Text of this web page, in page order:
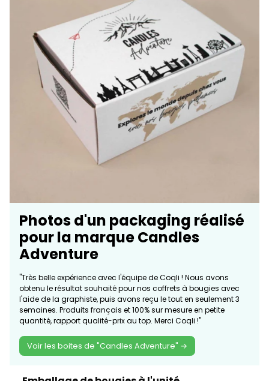
Photos d'un packaging réalisé
pour la marque Candles
Adventure
"Très belle expérience avec l'équipe de Coqli ! Nous avons
obtenu le résultat souhaité pour nos coffrets à bougies avec
l'aide de la graphiste, puis avons reçu le tout en seulement 3
semaines. Produits français et 100% sur mesure en petite
quantité, rapport qualité-prix au top. Merci Coqli !"
Voir les boites de "Candles Adventure" →